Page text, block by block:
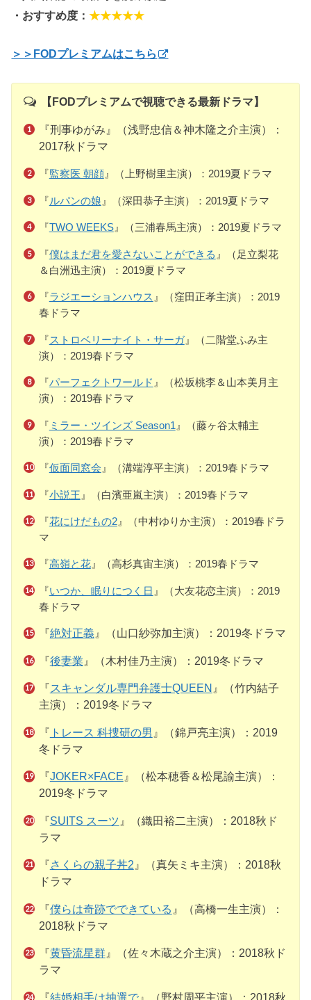
・おすすめ度：★★★★★
＞＞FODプレミアムはこちら
【FODプレミアムで視聴できる最新ドラマ】
『刑事ゆがみ』（浅野忠信＆神木隆之介主演）：
2017秋ドラマ
『監察医 朝顔』（上野樹里主演）：2019夏ドラマ
『ルパンの娘 』（深田恭子主演）：2019夏ドラマ
『TWO WEEKS』（三浦春馬主演）：2019夏ドラマ
『僕はまだ君を愛さないことができる 』（足立梨花
＆白洲迅主演）：2019夏ドラマ
『ラジエーションハウス 』（窪田正孝主演）：2019
春ドラマ
『ストロベリーナイト・サーガ』（二階堂ふみ主
演）：2019春ドラマ
『パーフェクトワールド 』（松坂桃李＆山本美月主
演）：2019春ドラマ
『 ミラー・ツインズ Season1 』（藤ヶ谷太輔主
演）：2019春ドラマ
『仮面同窓会 』（溝端淳平主演）：2019春ドラマ
『小説王 』（白濱亜嵐主演）：2019春ドラマ
『花にけだもの2』（中村ゆりか主演）：2019春ドラ
マ
『高嶺と花』（高杉真宙主演）：2019春ドラマ
『いつか、眠りにつく日 』（大友花恋主演）：2019
春ドラマ
『 絶対正義』（山口紗弥加主演）：2019冬ドラマ
『後妻業 』（木村佳乃主演）：2019冬ドラマ
『スキャンダル専門弁護士QUEEN 』（竹内結子
主演）：2019冬ドラマ
『 トレース 科捜研の男 』（錦戸亮主演）：2019
冬ドラマ
『JOKER×FACE 』（松本穂香＆松尾諭主演）：
2019冬ドラマ
『SUITS スーツ 』（織田裕二主演）：2018秋ド
ラマ
『さくらの親子丼2 』（真矢ミキ主演）：2018秋
ドラマ
『僕らは奇跡でできている 』（高橋一生主演）：
2018秋ドラマ
『黄昏流星群』（佐々木蔵之介主演）：2018秋ド
ラマ
『結婚相手は抽選で』（野村周平主演）：2018秋